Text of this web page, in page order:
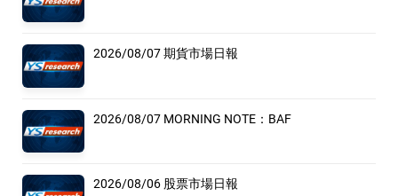
2026/08/07 期貨市場日報
2026/08/07 MORNING NOTE：BAF
2026/08/06 股票市場日報